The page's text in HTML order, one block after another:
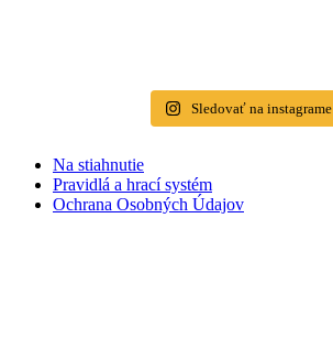
Sledovať na instagrame
Na stiahnutie
Pravidlá a hrací systém
Ochrana Osobných Údajov